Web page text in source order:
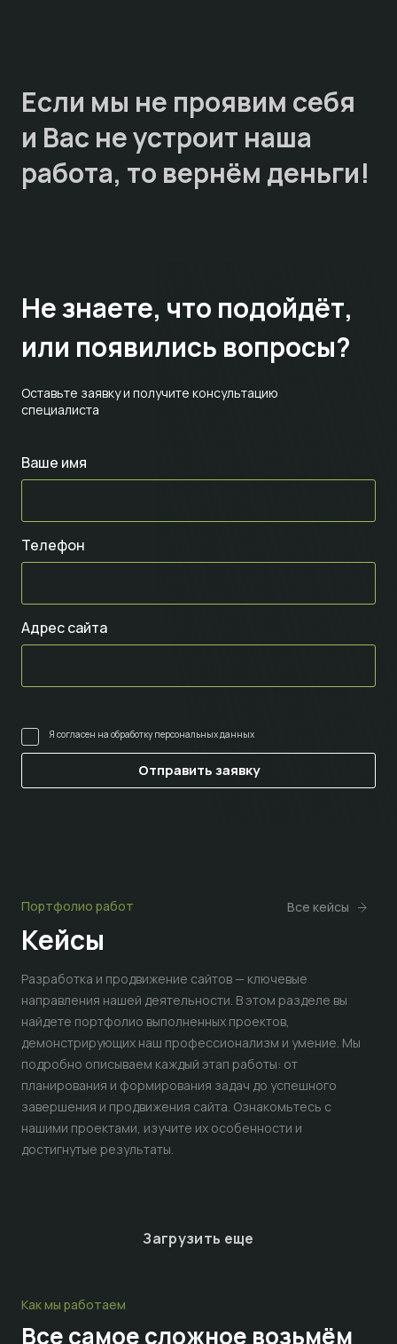
Если мы не проявим себя
и Вас не устроит наша
работа, то вернём деньги!
Оставьте заявку и получите консультацию
специалиста
Не знаете, что подойдёт,
или появились вопросы?
Ваше имя
Телефон
Адрес сайта
Я согласен на обработку персональных данных
Портфолио работ
Кейсы
Все кейсы
Разработка и продвижение сайтов — ключевые
направления нашей деятельности. В этом разделе вы
найдете портфолио выполненных проектов,
демонстрирующих наш профессионализм и умение. Мы
подробно описываем каждый этап работы: от
планирования и формирования задач до успешного
завершения и продвижения сайта. Ознакомьтесь с
нашими проектами, изучите их особенности и
достигнутые результаты.
Загрузить еще
Как мы работаем
Все самое сложное возьмём